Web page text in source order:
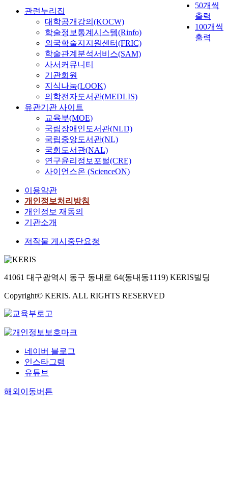
50개씩
출력
100개씩
출력
관련누리집
대학공개강의(KOCW)
학술정보통계시스템(Rinfo)
외국학술지지원센터(FRIC)
학술관계분석서비스(SAM)
사서커뮤니티
기관회원
지식나눔(LOOK)
의학전자도서관(MEDLIS)
유관기관 사이트
교육부(MOE)
국립장애인도서관(NLD)
국립중앙도서관(NL)
국회도서관(NAL)
연구윤리정보포털(CRE)
사이언스온 (ScienceON)
이용약관
개인정보처리방침
개인정보 재동의
기관소개
저작물 게시중단요청
41061 대구광역시 동구 동내로 64(동내동1119) KERIS빌딩
Copyright© KERIS. ALL RIGHTS RESERVED
네이버 블로그
인스타그램
유튜브
해외이동버튼